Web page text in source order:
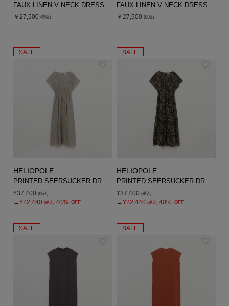
FAUX LINEN V NECK DRESS
￥27,500 (税込)
FAUX LINEN V NECK DRESS
￥27,500 (税込)
SALE
HELIOPOLE
PRINTED SEERSUCKER DRESS
¥37,400 (税込)
→¥22,440 (税込) 40% OFF
SALE
HELIOPOLE
PRINTED SEERSUCKER DRESS
¥37,400 (税込)
→¥22,440 (税込) 40% OFF
SALE SALE